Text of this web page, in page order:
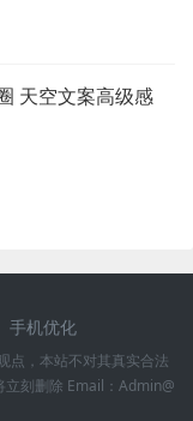
天空文案高级感
手机优化
点，本站不对其真实合法
刻删除 Email：Admin@